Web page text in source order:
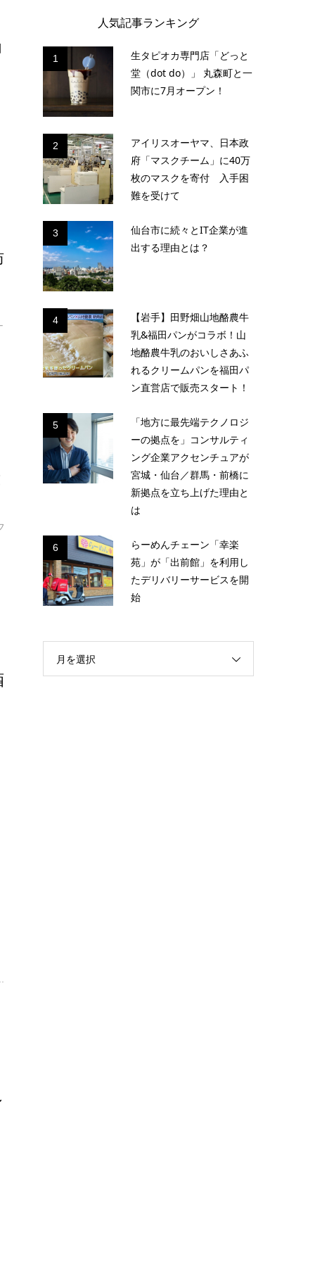
人気記事ランキング
1
生タピオカ専門店「どっと
堂（dot do）」 丸森町と一
関市に7月オープン！
2
アイリスオーヤマ、日本政
府「マスクチーム」に40万
枚のマスクを寄付 入手困
難を受けて
3
仙台市に続々とIT企業が進
出する理由とは？
4
【岩手】田野畑山地酪農牛
乳&福田パンがコラボ！山
地酪農牛乳のおいしさあふ
れるクリームパンを福田パ
ン直営店で販売スタート！
5
「地方に最先端テクノロジ
ーの拠点を」コンサルティ
ング企業アクセンチュアが
宮城・仙台／群馬・前橋に
新拠点を立ち上げた理由と
は
6
らーめんチェーン「幸楽
苑」が「出前館」を利用し
たデリバリーサービスを開
始
月を選択